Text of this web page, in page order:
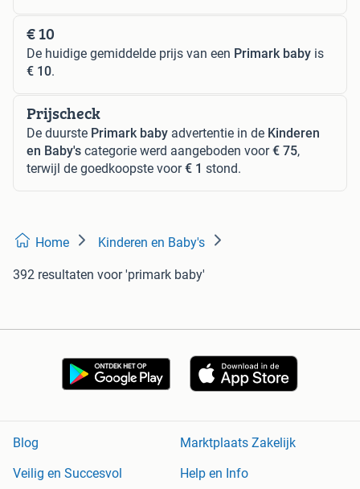
€ 10
De huidige gemiddelde prijs van een Primark baby is
€ 10.
Prijscheck
De duurste Primark baby advertentie in de Kinderen
en Baby's categorie werd aangeboden voor€ 75,
terwijl de goedkoopste voor€ 1 stond.
Home Kinderen en Baby's
392 resultaten voor 'primark baby'
Blog
Marktplaats Zakelijk
Veilig en Succesvol
Help en Info